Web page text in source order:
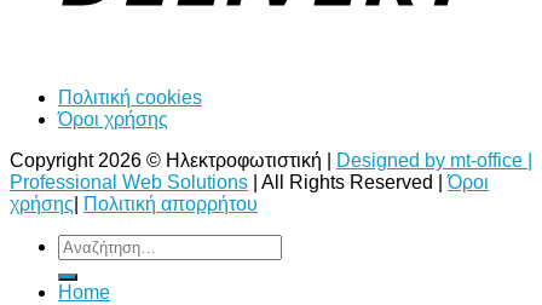
Πολιτική cookies
Όροι χρήσης
Copyright 2026 © Ηλεκτροφωτιστική |
Designed by mt-office |
Professional Web Solutions | All Rights Reserved |Όροι
χρήσης
Πολιτική απορρήτου
Αναζήτηση
για:
Home